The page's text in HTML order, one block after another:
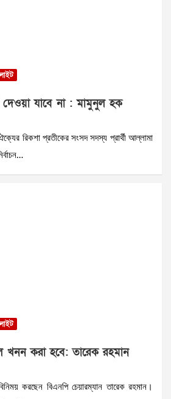
যাবে না : মামুনুল হক
রিকশা প্রতীকের সংসদ সদস্য প্রার্থী আল্লামা
খনন করা হবে: তারেক রহমান
করছেন বিএনপি চেয়ারম্যান তারেক রহমান।